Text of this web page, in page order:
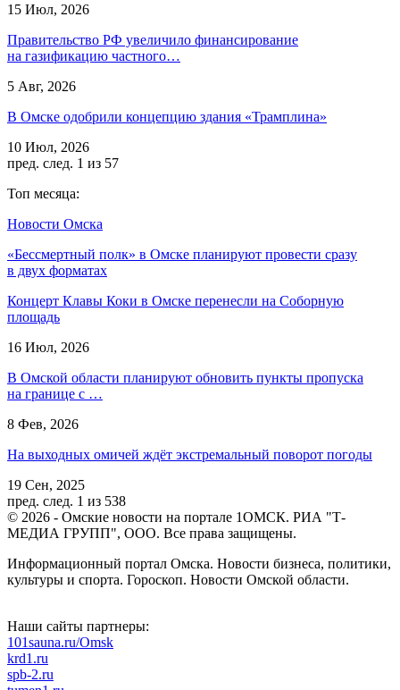
15 Июл, 2026
Правительство РФ увеличило финансирование
на газификацию частного…
5 Авг, 2026
В Омске одобрили концепцию здания «Трамплина»
10 Июл, 2026
пред. след. 1 из 57
Топ месяца:
Новости Омска
«Бессмертный полк» в Омске планируют провести сразу
в двух форматах
Концерт Клавы Коки в Омске перенесли на Соборную
площадь
16 Июл, 2026
В Омской области планируют обновить пункты пропуска
на границе с …
8 Фев, 2026
На выходных омичей ждёт экстремальный поворот погоды
19 Сен, 2025
пред. след. 1 из 538
© 2026 - Омские новости на портале 1ОМСК. РИА "Т-
МЕДИА ГРУПП", ООО. Все права защищены.
Информационный портал Омска. Новости бизнеса, политики,
культуры и спорта. Гороскоп. Новости Омской области.
Наши сайты партнеры:
101sauna.ru/Omsk
krd1.ru
spb-2.ru